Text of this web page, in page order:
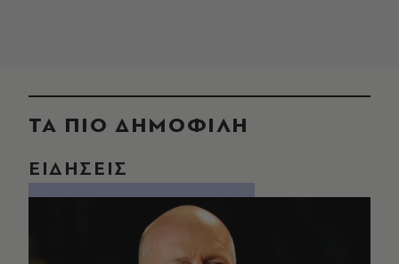
ΤΑ ΠΙΟ ΔΗΜΟΦΙΛΗ
ΕΙΔΗΣΕΙΣ